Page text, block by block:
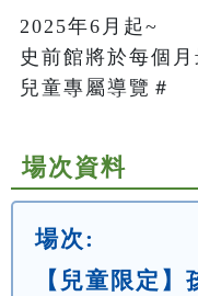
2025年6月起~
史前館將於每個
兒童專屬導覽＃
場次資料
場次:
【兒童限定